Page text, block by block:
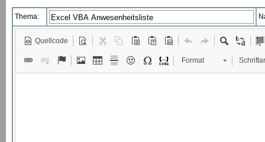
Thema:
Quellcode
Format